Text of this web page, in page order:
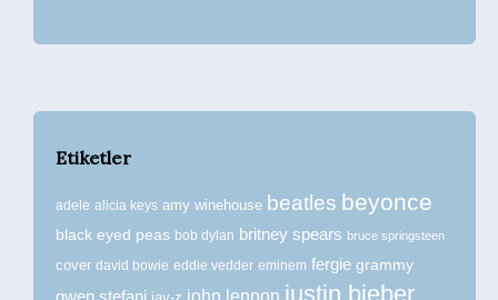
Etiketler
adele alicia keys amy winehouse beatles beyonce
black eyed peas bob dylan britney spears bruce springsteen
cover david bowie eddie vedder eminem fergie grammy
gwen stefani
john lennon justin bieber